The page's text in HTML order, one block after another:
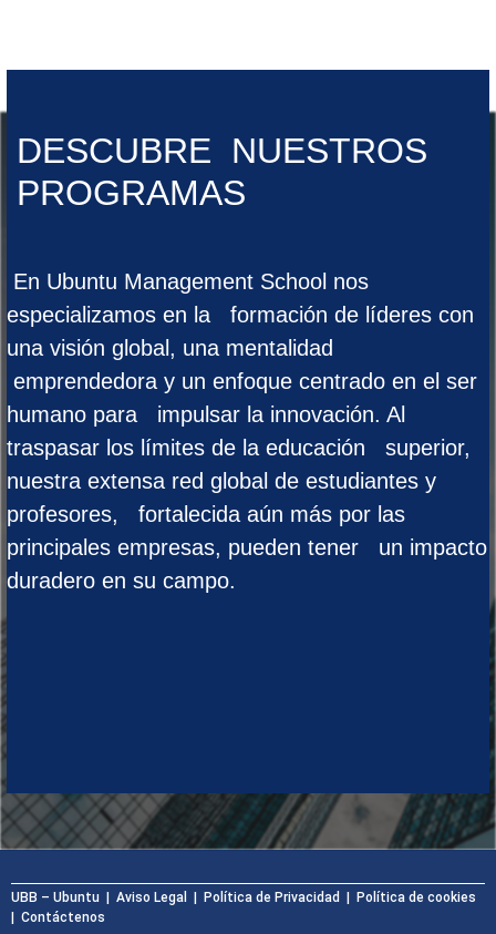
DESCUBRE NUESTROS
PROGRAMAS
En Ubuntu Management School nos
especializamos en la formación de líderes con
una visión global, una mentalidad
emprendedora y un enfoque centrado en el ser
humano para impulsar la innovación. Al
traspasar los límites de la educación superior,
nuestra extensa red global de estudiantes y
profesores, fortalecida aún más por las
principales empresas, pueden tener un impacto
duradero en su campo.
UBB – Ubuntu | Aviso Legal | Política de Privacidad | Política de cookies
| Contáctenos